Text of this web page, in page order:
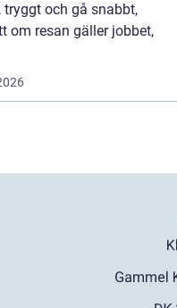
tryggt och gå snabbt,
om resan gäller jobbet,